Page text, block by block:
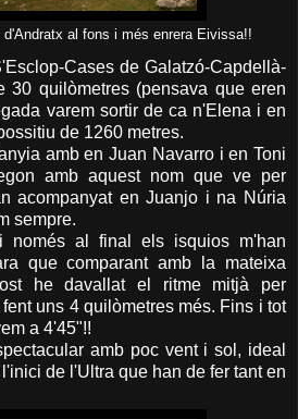
al fons i més enrera Eivissa!!
Cases de Galatzó-Capdellà-
30 quilòmetres (pensava que eren
varem sortir de ca n'Elena i en
de 1260 metres.
amb en Juan Navarro i en Toni
amb aquest nom que ve per
acompanyat en Juanjo i na Núria
sempre.
al final els isquios m'han
que comparant amb la mateixa
he davallat el ritme mitjà per
uns 4 quilòmetres més. Fins i tot
a 4'45"!!
amb poc vent i sol, ideal
de l'Ultra que han de fer tant en